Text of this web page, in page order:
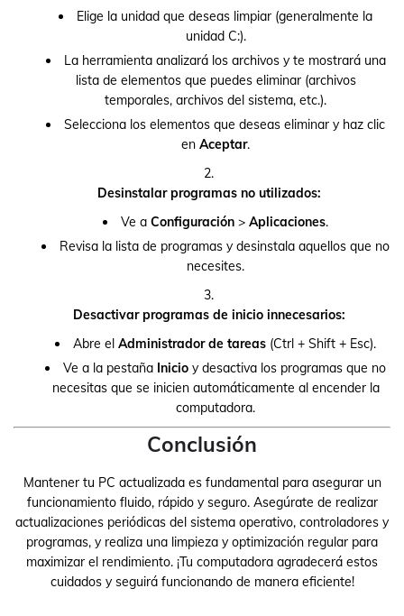
Elige la unidad que deseas limpiar (generalmente la
unidad C:).
La herramienta analizará los archivos y te mostrará una
lista de elementos que puedes eliminar (archivos
temporales, archivos del sistema, etc.).
Selecciona los elementos que deseas eliminar y haz clic
en Aceptar.
Desinstalar programas no utilizados:
Ve a Configuración > Aplicaciones.
Revisa la lista de programas y desinstala aquellos que no
necesites.
Desactivar programas de inicio innecesarios:
Abre el Administrador de tareas (Ctrl + Shift + Esc).
Ve a la pestaña Inicio y desactiva los programas que no
necesitas que se inicien automáticamente al encender la
computadora.
Conclusión
Mantener tu PC actualizada es fundamental para asegurar un
funcionamiento fluido, rápido y seguro. Asegúrate de realizar
actualizaciones periódicas del sistema operativo, controladores y
programas, y realiza una limpieza y optimización regular para
maximizar el rendimiento. ¡Tu computadora agradecerá estos
cuidados y seguirá funcionando de manera eficiente!